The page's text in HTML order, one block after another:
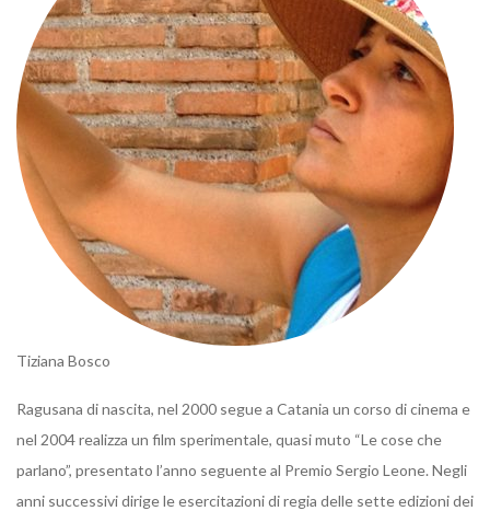
Tiziana Bosco
Ragusana di nascita, nel 2000 segue a Catania un corso di cinema e
nel 2004 realizza un film sperimentale, quasi muto “Le cose che
parlano”, presentato l’anno seguente al Premio Sergio Leone. Negli
anni successivi dirige le esercitazioni di regia delle sette edizioni dei